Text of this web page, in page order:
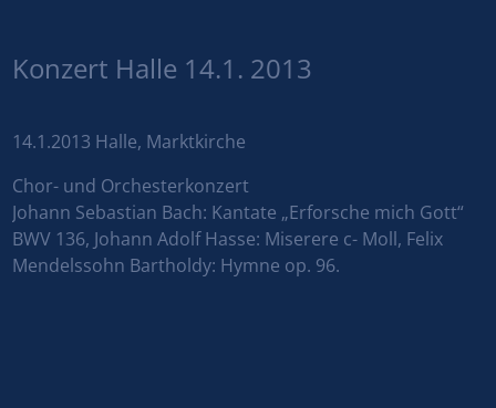
Konzert Halle 14.1. 2013
14.1.2013 Halle, Marktkirche
Chor- und Orchesterkonzert
Johann Sebastian Bach: Kantate „Erforsche mich Gott“
BWV 136, Johann Adolf Hasse: Miserere c- Moll, Felix
Mendelssohn Bartholdy: Hymne op. 96.